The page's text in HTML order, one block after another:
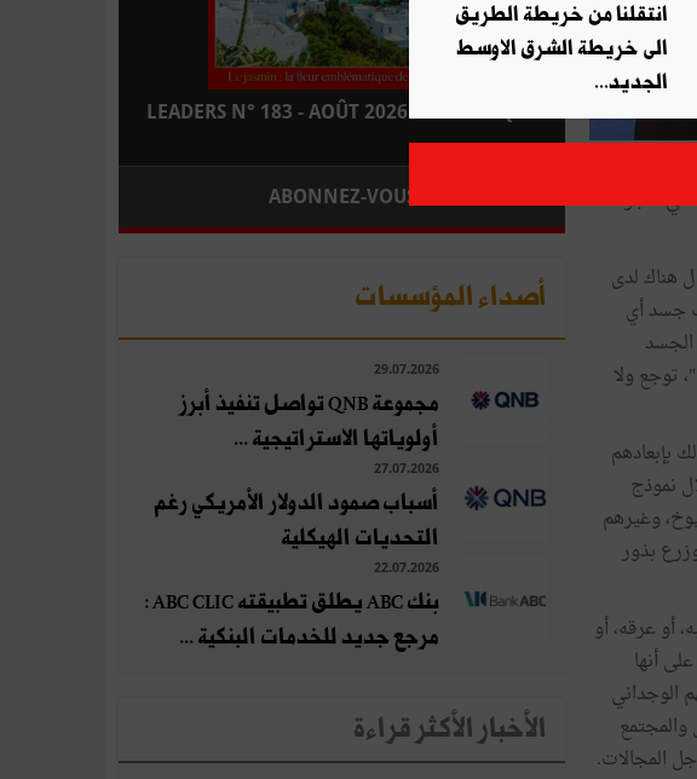
عقر دار
كي تنجو
هناك لدى
جسد أي
توجع ولا
بإبعادهم
نموذج
وغيرهم
بذور
أو عرقه، أو
أنها
الوجداني
المجالات.
LEADERS N° 183 - AOÛT 2026 : EN KIOSQUE
ABONNEZ-VOUS
أصداء المؤسسات
29.07.2026
مجموعة QNB تواصل تنفيذ أبرز
أولوياتها الاستراتيجية ...
27.07.2026
أسباب صمود الدولار الأمريكي رغم
التحديات الهيكلية
22.07.2026
بنك ABC يطلق تطبيقته ABC CLIC :
مرجع جديد للخدمات البنكية ...
الأخبار الأكثر قراءة
انتقلنا من خريطة الطريق
الى خريطة الشرق الاوسط
الجديد...